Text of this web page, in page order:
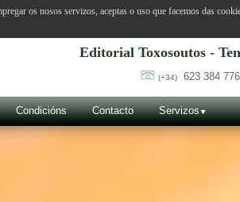
Editorial Toxosoutos -
(+34) 623 384 776
Condicións Contacto Servizos
os nosos servizos, aceptas o uso que facemos das